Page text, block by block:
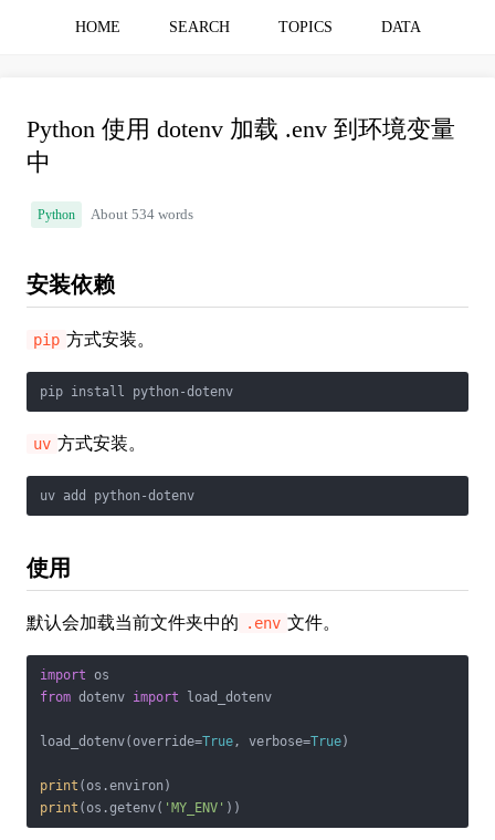
HOME SEARCH TOPICS DATA
Python 使用 dotenv 加载 .env 到环境变量
中
Python About 534 words
安装依赖
pip 方式安装。
uv 方式安装。
使用
默认会加载当前文件夹中的 .env 文件。
import
from dotenv import load_dotenv
load_dotenv(override=True, verbose=True)
print
print (os.getenv( 'MY_ENV'